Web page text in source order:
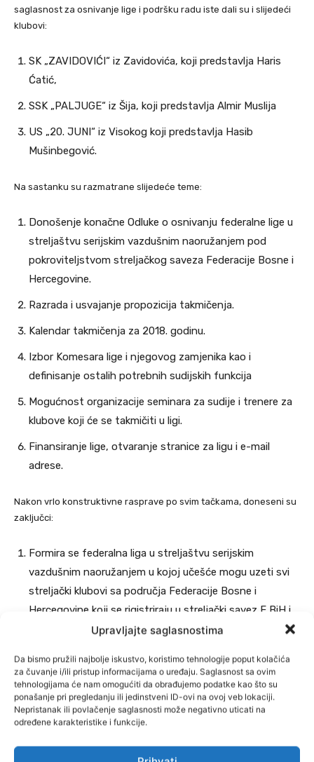
Upravljajte saglasnostima
Da bismo pružili najbolje iskustvo, koristimo tehnologije poput kolačića
za čuvanje i/ili pristup informacijama o uređaju. Saglasnost sa ovim
tehnologijama će nam omogućiti da obrađujemo podatke kao što su
ponašanje pri pregledanju ili jedinstveni ID-ovi na ovoj veb lokaciji.
Nepristanak ili povlačenje saglasnosti može negativno uticati na
određene karakteristike i funkcije.
saglasnost za osnivanje lige i podršku radu iste dali su i slijedeći
klubovi:
SK „ZAVIDOVIĆI“ iz Zavidovića, koji predstavlja Haris
Ćatić,
SSK „PALJUGE“ iz Šija, koji predstavlja Almir Muslija
US „20. JUNI“ iz Visokog koji predstavlja Hasib
Mušinbegović.
Na sastanku su razmatrane slijedeće teme:
Donošenje konačne Odluke o osnivanju federalne lige u
streljaštvu serijskim vazdušnim naoružanjem pod
pokroviteljstvom streljačkog saveza Federacije Bosne i
Hercegovine.
Razrada i usvajanje propozicija takmičenja.
Kalendar takmičenja za 2018. godinu.
Izbor Komesara lige i njegovog zamjenika kao i
definisanje ostalih potrebnih sudijskih funkcija
Mogućnost organizacije seminara za sudije i trenere za
klubove koji će se takmičiti u ligi.
Finansiranje lige, otvaranje stranice za ligu i e-mail
adrese.
Nakon vrlo konstruktivne rasprave po svim tačkama, doneseni su
zaključci:
Formira se federalna liga u streljaštvu serijskim
vazdušnim naoružanjem u kojoj učešće mogu uzeti svi
streljački klubovi sa područja Federacije Bosne i
Hercegovine koji se rigistriraju u streljački savez F BiH i
izmire svoje obaveze..
Usvaja se kalendar takmičenja u streljaštvu za federalnu
ligu za 2018. godinu.
Liga će trajati od aprila do oktobra 2018. godine.